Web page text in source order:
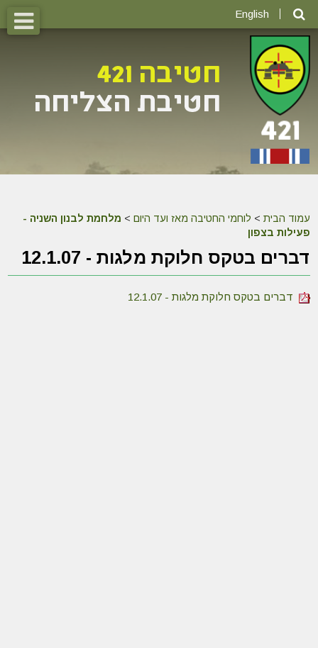
English
עמוד הבית > לוחמי החטיבה מאז ועד היום > מלחמת לבנון השניה -
פעילות בצפון
דברים בטקס חלוקת מלגות - 12.1.07
דברים בטקס חלוקת מלגות - 12.1.07